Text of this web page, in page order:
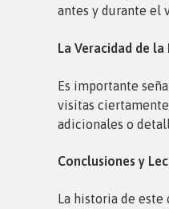
antes y durante el
La Veracidad de
Es importante
visitas ciertamente
adicionales o
Conclusiones y
La historia de